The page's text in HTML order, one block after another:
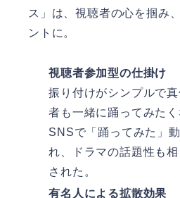
ス」は、視聴者の心を掴み
ントに。
視聴者参加型の仕掛け
振り付けがシンプルで
者も一緒に踊ってみたく
SNSで「踊ってみた」
れ、ドラマの話題性も
された。
有名人による拡散効果